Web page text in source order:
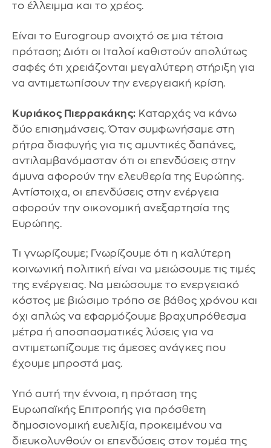
το έλλειμμα και το χρέος.
Είναι το Eurogroup ανοιχτό σε μια τέτοια
πρόταση; Διότι οι Ιταλοί καθιστούν απολύτως
σαφές ότι χρειάζονται μεγαλύτερη στήριξη για
να αντιμετωπίσουν την ενεργειακή κρίση.
Κυριάκος Πιερρακάκης: Καταρχάς να κάνω
δύο επισημάνσεις. Όταν συμφωνήσαμε στη
ρήτρα διαφυγής για τις αμυντικές δαπάνες,
αντιλαμβανόμασταν ότι οι επενδύσεις στην
άμυνα αφορούν την ελευθερία της Ευρώπης.
Αντίστοιχα, οι επενδύσεις στην ενέργεια
αφορούν την οικονομική ανεξαρτησία της
Ευρώπης.
Τι γνωρίζουμε; Γνωρίζουμε ότι η καλύτερη
κοινωνική πολιτική είναι να μειώσουμε τις τιμές
της ενέργειας. Να μειώσουμε το ενεργειακό
κόστος με βιώσιμο τρόπο σε βάθος χρόνου και
όχι απλώς να εφαρμόζουμε βραχυπρόθεσμα
μέτρα ή αποσπασματικές λύσεις για να
αντιμετωπίζουμε τις άμεσες ανάγκες που
έχουμε μπροστά μας.
Υπό αυτή την έννοια, η πρόταση της
Ευρωπαϊκής Επιτροπής για πρόσθετη
δημοσιονομική ευελιξία, προκειμένου να
διευκολυνθούν οι επενδύσεις στον τομέα της